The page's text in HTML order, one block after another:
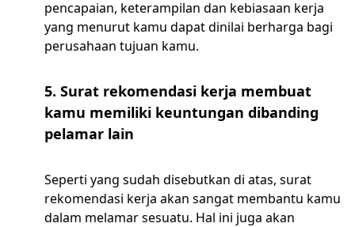
pencapaian, keterampilan dan kebiasaan kerja
yang menurut kamu dapat dinilai berharga bagi
perusahaan tujuan kamu.
5. Surat rekomendasi kerja membuat
kamu memiliki keuntungan dibanding
pelamar lain
Seperti yang sudah disebutkan di atas, surat
rekomendasi kerja akan sangat membantu kamu
dalam melamar sesuatu. Hal ini juga akan